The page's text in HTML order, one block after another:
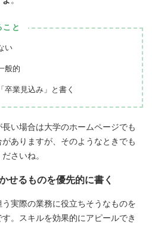
こと
い
般的
卒業見込み」と書く
い場合は大学のホームページでも
ありますが、そのようなときでも
さいね。
せるものを優先的に書く
実際の業務に役立ちそうなものを
。スキルを効果的にアピールでき